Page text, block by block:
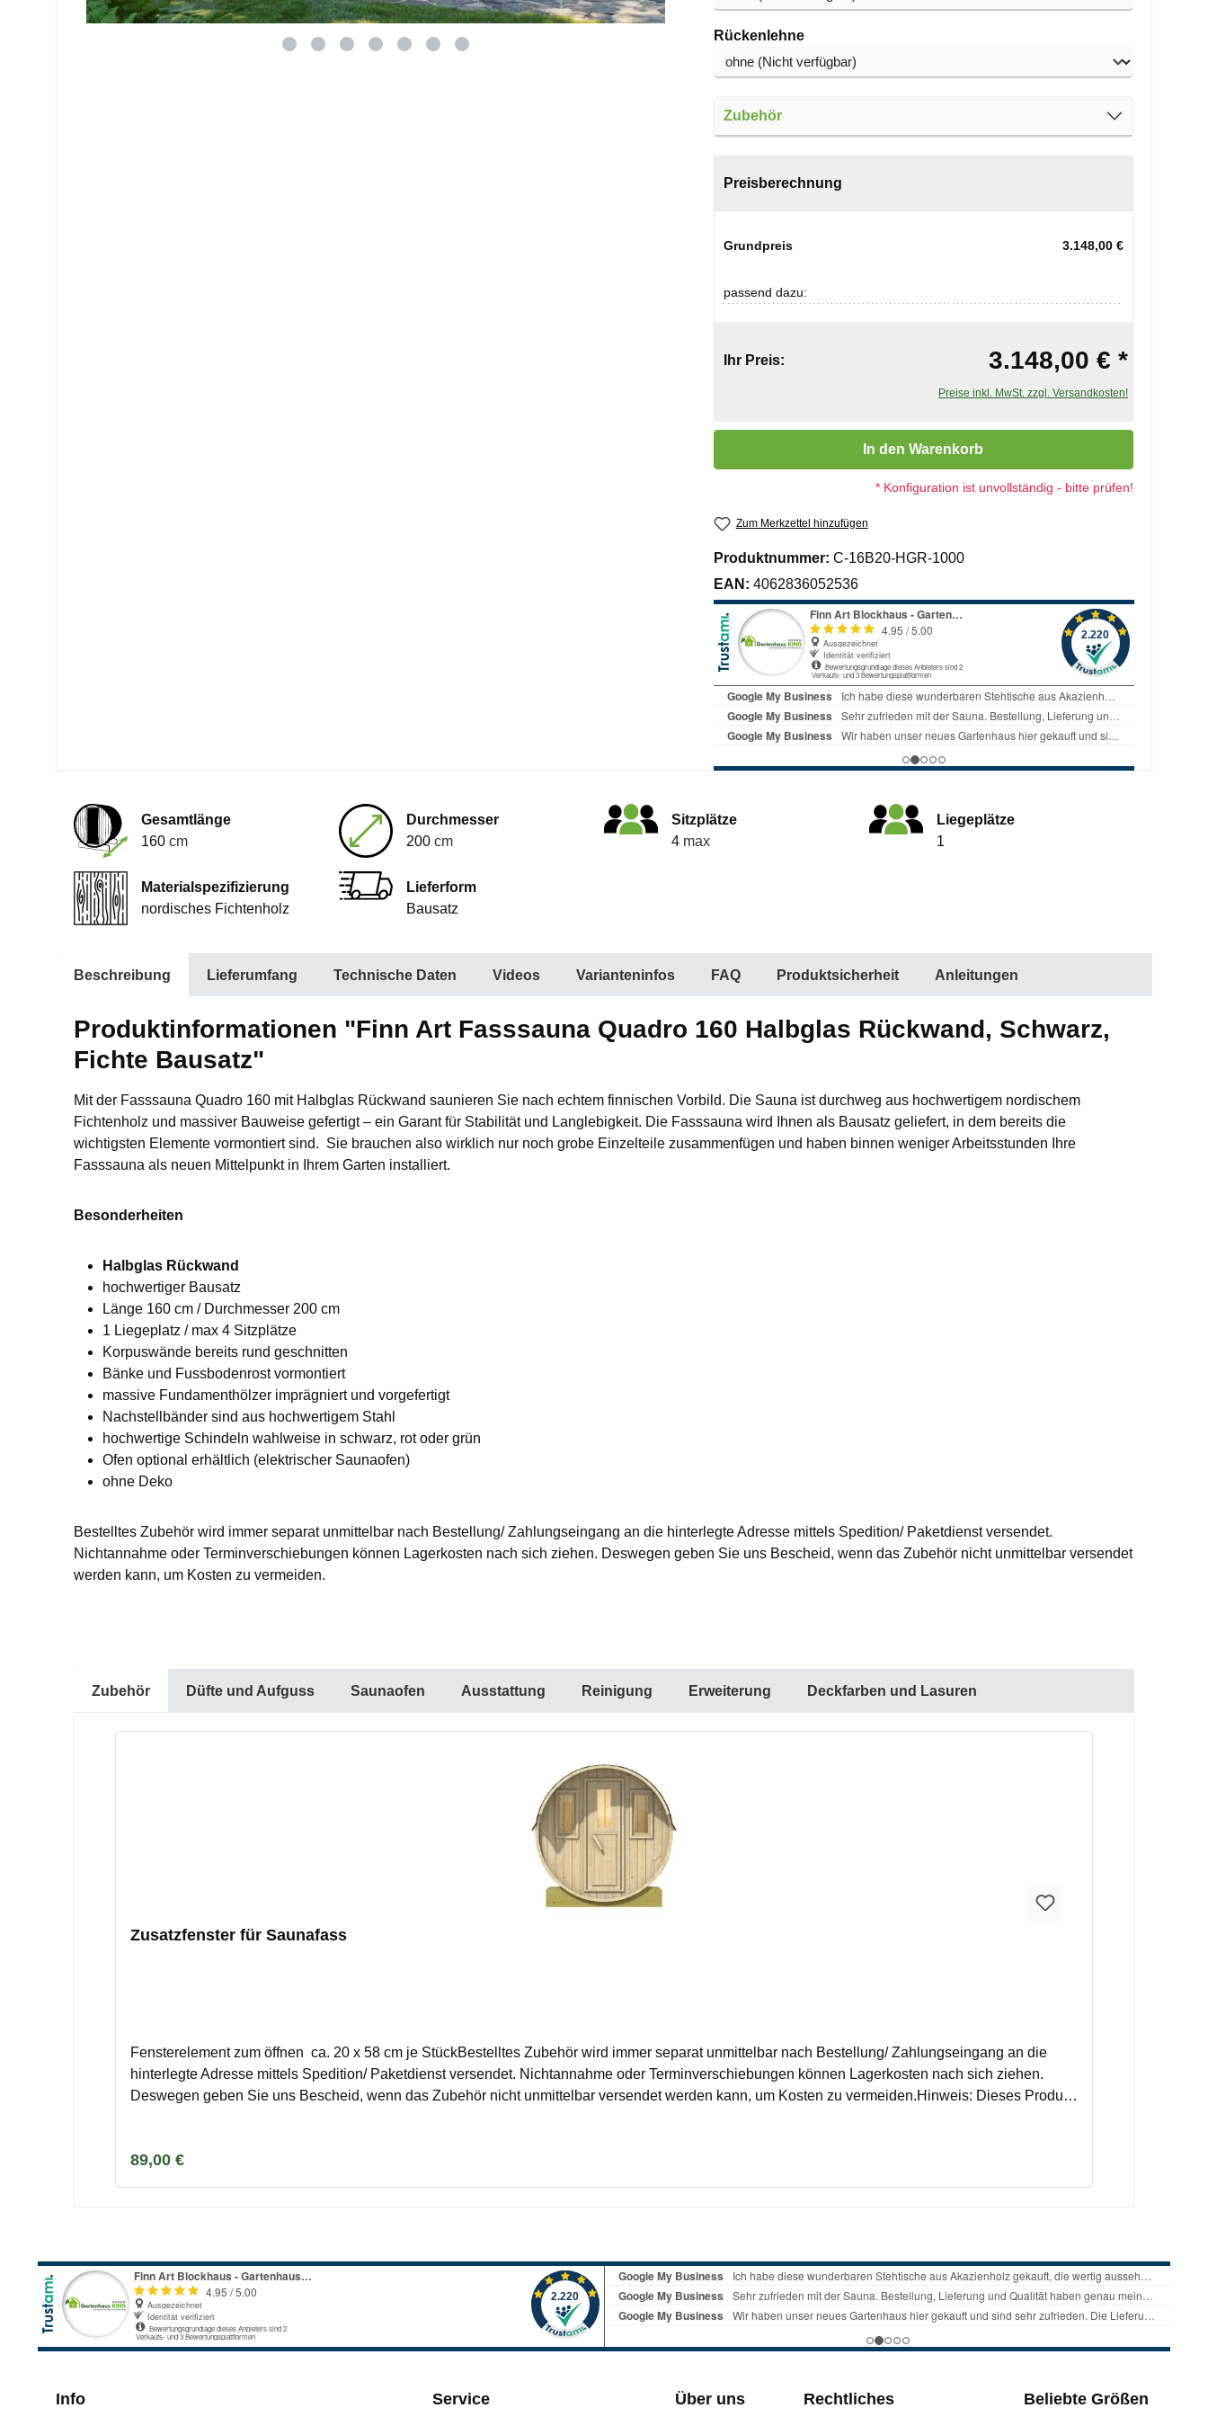
Rückenlehneauswählen
Zubehör
Preisberechnung
Grundpreis 3.148,00 €
passend dazu:
Ihr Preis: 3.148,00 € *
Preise inkl. MwSt. zzgl. Versandkosten!
Produkt Anzahl: Gib den gewünschten Wert ein oder benutze die Schaltflächen um
In den Warenkorb
* Konfiguration ist unvollständig - bitte prüfen!
Zum Merkzettel hinzufügen
Produktnummer: C-16B20-HGR-1000
EAN: 4062836052536
Gesamtlänge
160 cm
Durchmesser
200 cm
Sitzplätze
4 max
Liegeplätze
1
Materialspezifizierung
nordisches Fichtenholz
Lieferform
Bausatz
Beschreibung Lieferumfang Technische Daten Videos Varianteninfos FAQ Produktsicherheit Anleitungen
Produktinformationen "Finn Art Fasssauna Quadro 160 Halbglas Rückwand, Schwarz,
Fichte Bausatz"
Mit der Fasssauna Quadro 160 mit Halbglas Rückwand saunieren Sie nach echtem finnischen Vorbild. Die Sauna ist durchweg aus hochwertigem nordischem
Fichtenholz und massiver Bauweise gefertigt – ein Garant für Stabilität und Langlebigkeit. Die Fasssauna wird Ihnen als Bausatz geliefert, in dem bereits die
wichtigsten Elemente vormontiert sind. Sie brauchen also wirklich nur noch grobe Einzelteile zusammenfügen und haben binnen weniger Arbeitsstunden Ihre
Fasssauna als neuen Mittelpunkt in Ihrem Garten installiert.
Besonderheiten
Halbglas Rückwand
hochwertiger Bausatz
Länge 160 cm / Durchmesser 200 cm
1 Liegeplatz / max 4 Sitzplätze
Korpuswände bereits rund geschnitten
Bänke und Fussbodenrost vormontiert
massive Fundamenthölzer imprägniert und vorgefertigt
Nachstellbänder sind aus hochwertigem Stahl
hochwertige Schindeln wahlweise in schwarz, rot oder grün
Ofen optional erhältlich (elektrischer Saunaofen)
ohne Deko
Bestelltes Zubehör wird immer separat unmittelbar nach Bestellung/ Zahlungseingang an die hinterlegte Adresse mittels Spedition/ Paketdienst versendet.
Nichtannahme oder Terminverschiebungen können Lagerkosten nach sich ziehen. Deswegen geben Sie uns Bescheid, wenn das Zubehör nicht unmittelbar versendet
werden kann, um Kosten zu vermeiden.
Zubehör Düfte und Aufguss Saunaofen Ausstattung Reinigung Erweiterung Deckfarben und Lasuren
Zusatzfenster für Saunafass
Fensterelement zum öffnen ca. 20 x 58 cm je StückBestelltes Zubehör wird immer separat unmittelbar nach Bestellung/ Zahlungseingang an die
hinterlegte Adresse mittels Spedition/ Paketdienst versendet. Nichtannahme oder Terminverschiebungen können Lagerkosten nach sich ziehen.
Deswegen geben Sie uns Bescheid, wenn das Zubehör nicht unmittelbar versendet werden kann, um Kosten zu vermeiden.Hinweis: Dieses Produkt
Regulärer Preis:
89,00 €
Info Service Über uns Rechtliches Beliebte Größen